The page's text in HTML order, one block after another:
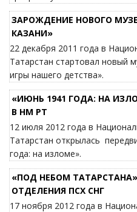
ЗАРОЖДЕНИЕ НОВОГО
КАЗАНИ»
22 декабря 2011 года в
Татарстан стартовал новый
игры нашего детства».
«ИЮНЬ 1941 ГОДА: НА
В НМ РТ
12 июля 2012 года в
Татарстан открылась
года: на изломе».
«ПОД НЕБОМ
ОТДЕЛЕНИЯ ПСХ СНГ
17 ноября 2012 года в